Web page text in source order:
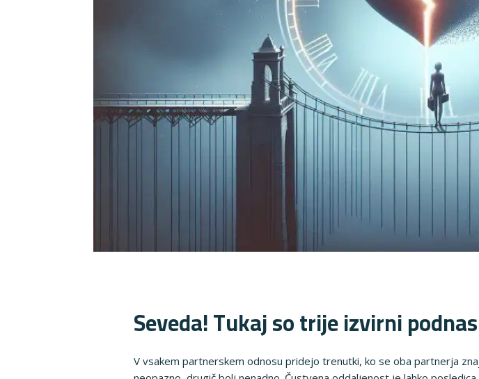
Seveda! Tukaj so trije izvirni
V vsakem partnerskem odnosu pridejo trenutki, ko se oba partnerja